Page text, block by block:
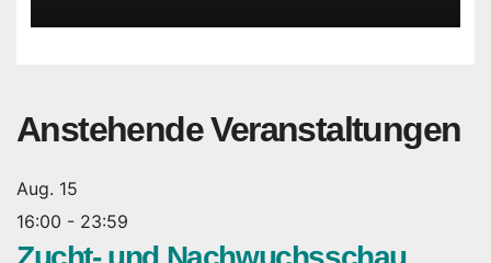
Anstehende Veranstaltungen
Aug. 15
16:00 - 23:59